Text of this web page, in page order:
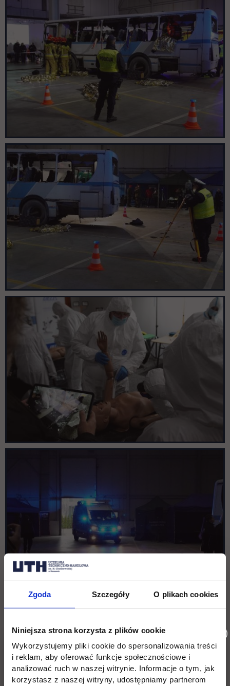
Zgoda Szczegóły O plikach cookies
Niniejsza strona korzysta z plików cookie
Wykorzystujemy pliki cookie do spersonalizowania treści
i reklam, aby oferować funkcje społecznościowe i
analizować ruch w naszej witrynie. Informacje o tym, jak
korzystasz z naszej witryny, udostępniamy partnerom